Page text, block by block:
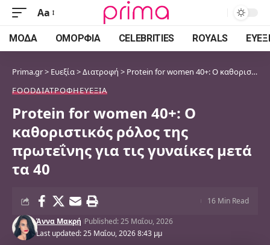
Font
Resizer
Aa
ΜΌΔΑ ΟΜΟΡΦΙΆ CELEBRITIES ROYALS
Prima.gr> Ευεξία>Διατροφή > Protein for women 40+: Ο καθοριστικός ρόλος της πρωτεΐνης για τις γυναίκες μετά τα 40
FOODΔΙΑΤΡΟΦΉΕΥΕΞΊΑ
Protein for women 40+: Ο
καθοριστικός ρόλος της
πρωτεΐνης για τις γυναίκες μετά
τα 40
Last updated: 25 Μαΐου, 2026 8:43 μμ
Άννα Μακρή Published: 25 Μαΐου, 2026
16 Min Read